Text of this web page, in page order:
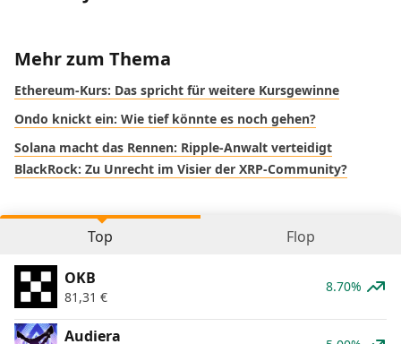
Mehr zum Thema
Ethereum-Kurs: Das spricht für weitere Kursgewinne
Ondo knickt ein: Wie tief könnte es noch gehen?
Solana macht das Rennen: Ripple-Anwalt verteidigt
BlackRock: Zu Unrecht im Visier der XRP-Community?
Top Flop
OKB
81,31 €
8.70%
Audiera